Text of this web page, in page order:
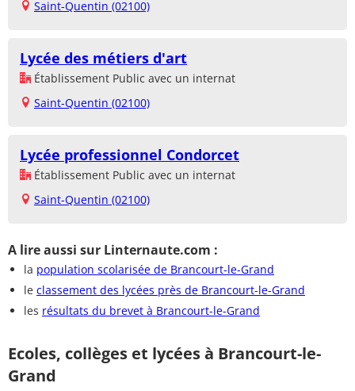
Saint-Quentin (02100)
Lycée des métiers d'art
Établissement Public avec un internat
Saint-Quentin (02100)
Lycée professionnel Condorcet
Établissement Public avec un internat
Saint-Quentin (02100)
A lire aussi sur Linternaute.com :
la population scolarisée de Brancourt-le-Grand
le classement des lycées près de Brancourt-le-Grand
les résultats du brevet à Brancourt-le-Grand
Ecoles, collèges et lycées à Brancourt-le-
Grand